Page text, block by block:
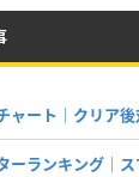
ャート｜クリア
ーランキング｜